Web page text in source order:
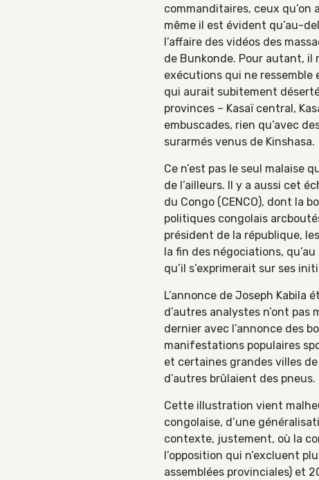
commanditaires, ceux
même il est évident qu’au-
l’affaire des vidéos des
de Bunkonde. Pour autant, il
exécutions qui ne ressemble
qui aurait subitement
provinces – Kasaï central,
embuscades, rien qu’avec
surarmés venus de Kinshasa.
Ce n’est pas le seul malaise
de l’ailleurs. Il y a aussi cet
du Congo (CENCO), dont la
politiques congolais
président de la république,
la fin des négociations,
qu’il s’exprimerait sur ses
L’annonce de Joseph Kabila
d’autres analystes n’ont
dernier avec l’annonce des
manifestations populaires
et certaines grandes villes
d’autres brûlaient des pneus.
Cette illustration vient
congolaise, d’une
contexte, justement, où la
l’opposition qui n’excluent
assemblées provinciales) et